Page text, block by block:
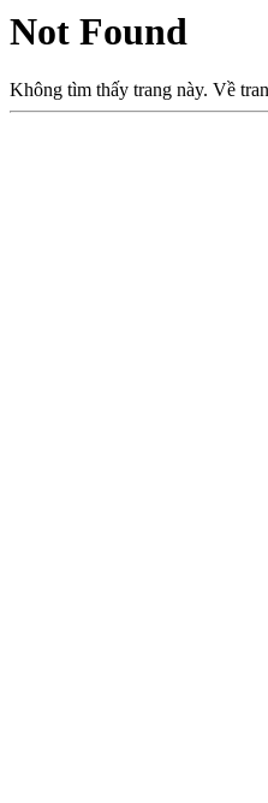
Not Found
Không tìm thấy trang này. Về